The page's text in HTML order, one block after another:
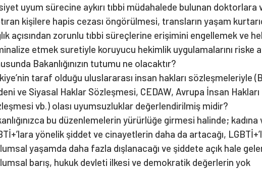
uyum sürecine aykırı tıbbi müdahalede bulunan doktorlara
kişilere hapis cezası öngörülmesi, transların yaşam
açısından zorunlu tıbbi süreçlerine erişimini engellemek ve
etmek suretiyle koruyucu hekimlik uygulamalarını riske
Bakanlığınızın tutumu ne olacaktır?
taraf olduğu uluslararası insan hakları sözleşmeleriyle
ve Siyasal Haklar Sözleşmesi, CEDAW, Avrupa İnsan Hakları
vb.) olası uyumsuzluklar değerlendirilmiş midir?
bu düzenlemelerin yürürlüğe girmesi halinde; kadına
yönelik şiddet ve cinayetlerin daha da artacağı,
yaşamda daha fazla dışlanacağı ve şiddete açık hale
barış, hukuk devleti ilkesi ve demokratik değerlerin yok